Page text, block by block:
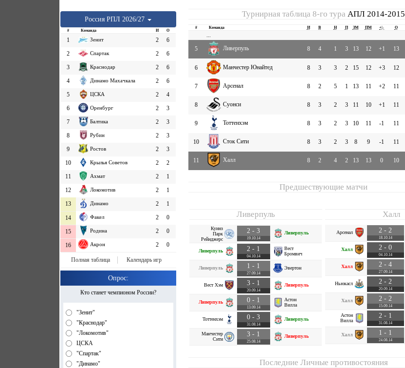
Россия РПЛ 2026/27
# Команда И О
1 Зенит 2
6
2
Спартак 2
6
3
Краснодар 2
6
4
Динамо Махачкала 2
6
5
ЦСКА 2
4
6
Оренбург 2
3
7
Балтика 2
3
8
Рубин 2
3
9
Ростов 2
3
10
Крылья Советов 2
2
11
Ахмат 2
1
12
Локомотив 2
1
13
Динамо 2 1
14 Факел 2 0
15 Родина 2 0
16 Акрон 2 0
Полная таблица Календарь игр
Опрос:
Кто станет чемпионом России?
"Зенит"
"Краснодар"
"Локомотив"
ЦСКА
"Спартак"
"Динамо"
Турнирная таблица 8-го тураАПЛ 2014-2015
# Команда И В Н П ЗМ ПМ +|- О
...
5
Ливерпуль 8 4 1 3 13 12 +1 13
6 Манчестер Юнайтед 8 3 3 2 15 12 +3 12
7 Арсенал 8 2 5 1 13 11 +2 11
8 Суонси 8 3 2 3 11 10 +1 11
9 Тоттенхэм 8 3 2 3 10 11 -1 11
10 Сток Сити 8 3 2 3 8 9 -1 11
11 Халл 8 2 4 2 13 13 0 10
Предшествующие матчи
Ливерпуль
Куинз
Парк
Рейнджерс
2 - 3
19.10.14
Ливерпуль
Ливерпуль 2 - 1
04.10.14
Вест
Бромвич
Ливерпуль 1 - 1
27.09.14
Эвертон
Вест Хэм 3 - 1
20.09.14
Ливерпуль
Ливерпуль 0 - 1
13.09.14
Астон
Вилла
Тоттенхэм 0 - 3
31.08.14
Ливерпуль
Манчестер
Сити
3 - 1
25.08.14
Ливерпуль
Халл
Арсенал 2 - 2
18.10.14
Халл 2 - 0
04.10.14
Халл 2 - 4
27.09.14
Ньюкасл 2 - 2
20.09.14
Халл 2 - 2
15.09.14
Астон
Вилла
2 - 1
31.08.14
Халл 1 - 1
24.08.14
Последние Личные противостояния